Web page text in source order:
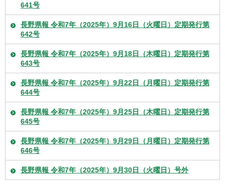
641号
長野県報 令和7年（2025年）9月16日（火曜日）定期発行第
642号
長野県報 令和7年（2025年）9月18日（木曜日）定期発行第
643号
長野県報 令和7年（2025年）9月22日（月曜日）定期発行第
644号
長野県報 令和7年（2025年）9月25日（木曜日）定期発行第
645号
長野県報 令和7年（2025年）9月29日（月曜日）定期発行第
646号
長野県報 令和7年（2025年）9月30日（火曜日）号外